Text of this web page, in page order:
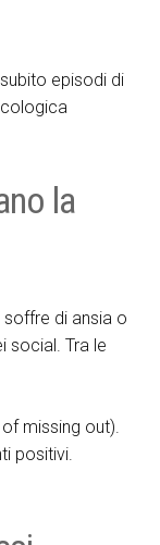
episodi di
la
soffre di ansia o
social. Tra le
missing out).
positivi.